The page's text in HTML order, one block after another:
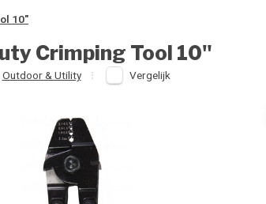
10"
Crimping Tool 10"
Outdoor & Utility Vergelijk